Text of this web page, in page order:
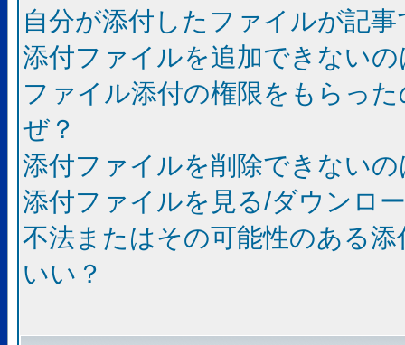
自分が添付したファイルが記
添付ファイルを追加できない
ファイル添付の権限をもらっ
ぜ？
添付ファイルを削除できない
添付ファイルを見る/ダウンロ
不法またはその可能性のある
いい？